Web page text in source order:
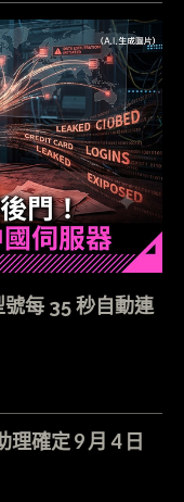
每 35 秒自動連
確定 9 月 4 日